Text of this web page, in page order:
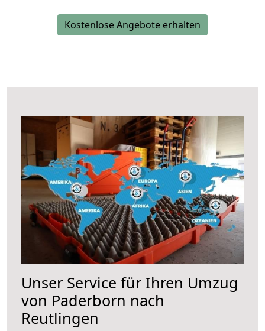
Kostenlose Angebote erhalten
Unser Service für Ihren Umzug
von Paderborn nach
Reutlingen